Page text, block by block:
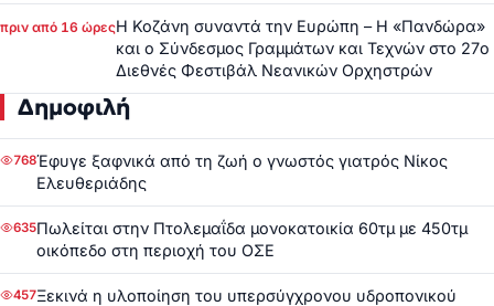
πριν από 16 ώρεςΗ Κοζάνη συναντά την Ευρώπη – Η «Πανδώρα»
και ο Σύνδεσμος Γραμμάτων και Τεχνών στο 27ο
Διεθνές Φεστιβάλ Νεανικών Ορχηστρών
Δημοφιλή
768Έφυγε ξαφνικά από τη ζωή ο γνωστός γιατρός Νίκος
Ελευθεριάδης
635Πωλείται στην Πτολεμαΐδα μονοκατοικία 60τμ με 450τμ
οικόπεδο στη περιοχή του ΟΣΕ
457Ξεκινά η υλοποίηση του υπερσύγχρονου υδροπονικού